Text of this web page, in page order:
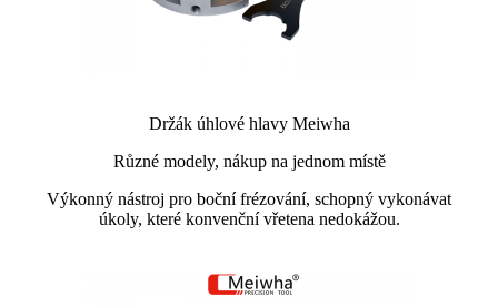
Držák úhlové hlavy Meiwha
Různé modely, nákup na jednom místě
Výkonný nástroj pro boční frézování, schopný vykonávat
úkoly, které konvenční vřetena nedokážou.